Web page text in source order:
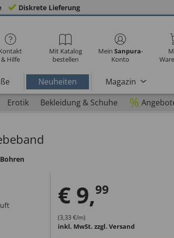
Diskrete Lieferung
& Hilfe
Mit Katalog
bestellen
Mein Sanpura-
Konto
Neuheiten
Magazin
Erotik Bekleidung & Schuhe %
€ 9,99
(3,33 €/m)
inkl. MwSt. zzgl. Versand